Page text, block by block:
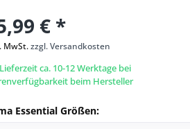
€ *
MwSt.zzgl. Versandkosten
Lieferzeit ca. 10-12 Werktage bei
beim Hersteller
Essential Größen: